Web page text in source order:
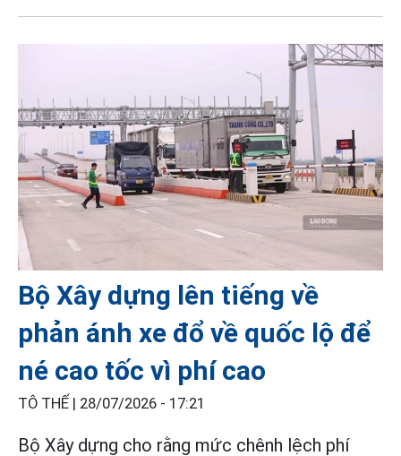
Bộ Xây dựng lên tiếng về
phản ánh xe đổ về quốc lộ để
né cao tốc vì phí cao
TÔ THẾ | 28/07/2026 - 17:21
Bộ Xây dựng cho rằng mức chênh lệch phí